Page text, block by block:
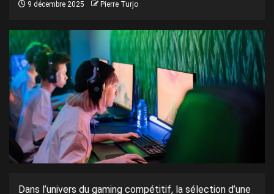
9 décembre 2025 Pierre Turjo
Dans l’univers du gaming compétitif, la sélection d’une